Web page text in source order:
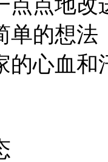
单的想法
的心血和